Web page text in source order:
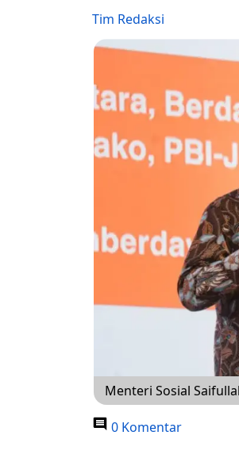
Tim Redaksi
Menteri Sosial
0 Komentar